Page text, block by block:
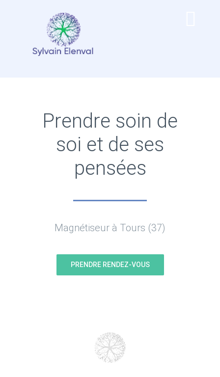
Qui suis-je ?
Prendre soin de
soi et de ses
pensées
Magnétiseur à Tours (37)
PRENDRE RENDEZ-VOUS